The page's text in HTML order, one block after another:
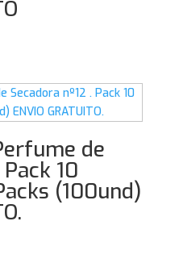
de
10
(100und)